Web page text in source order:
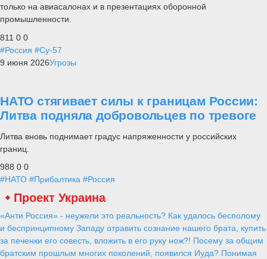
только на авиасалонах и в презентациях оборонной
промышленности.
811 0 0
#Россия #Су-57
9 июня 2026Угрозы
НАТО стягивает силы к границам России:
Литва подняла добровольцев по тревоге
Литва вновь поднимает градус напряженности у российских
границ.
988 0 0
#НАТО #Прибалтика #Россия
Проект Украина
«Анти Россия» - неужели это реальность? Как удалось бесполому
и беспринципному Западу отравить сознание нашего брата, купить
за печенки его совесть, вложить в его руку нож?! Посему за общим
братским прошлым многих поколений, появился Иуда? Понимая